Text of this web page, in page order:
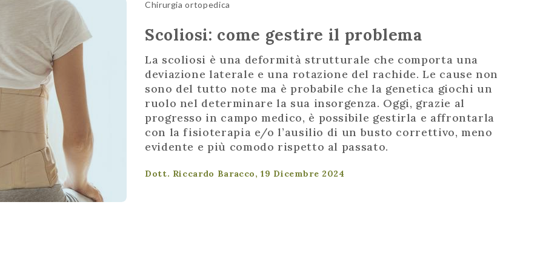
Chirurgia ortopedica
Scoliosi: come gestire il problema
La scoliosi è una deformità strutturale che comporta una
deviazione laterale e una rotazione del rachide. Le cause non
sono del tutto note ma è probabile che la genetica giochi un
ruolo nel determinare la sua insorgenza. Oggi, grazie al
progresso in campo medico, è possibile gestirla e affrontarla
con la fisioterapia e/o l’ausilio di un busto correttivo, meno
evidente e più comodo rispetto al passato.
Dott. Riccardo Baracco, 19 Dicembre 2024